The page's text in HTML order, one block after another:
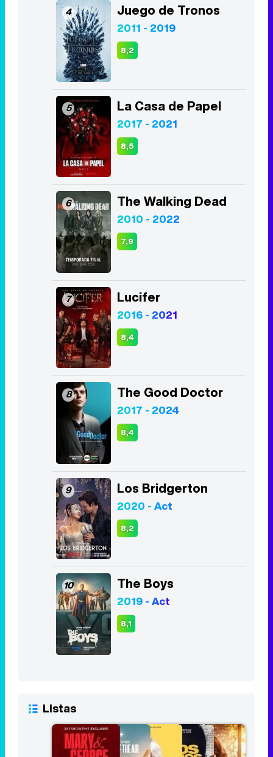
4 Juego de Tronos
2011 - 2019
8,2
5 La Casa de Papel
2017 - 2021
8,5
6 The Walking Dead
2010 - 2022
7,9
7 Lucifer
2016 - 2021
8,4
8 The Good Doctor
2017 - 2024
8,4
9 Los Bridgerton
2020 - Act
8,2
10 The Boys
2019 - Act
8,1
Listas